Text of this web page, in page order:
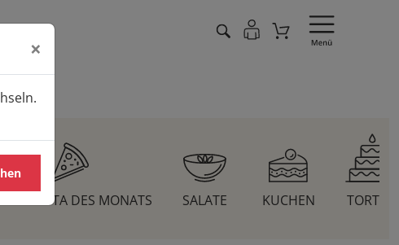
×
/ PASTA DES MONATS SALATE KUCHEN TORTEN